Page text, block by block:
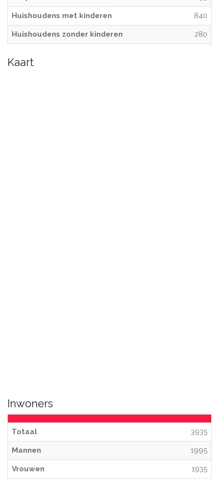
Huishoudens met kinderen 840
Huishoudens zonder kinderen 280
Kaart
Inwoners
Totaal 3935
Mannen 1995
Vrouwen 1935